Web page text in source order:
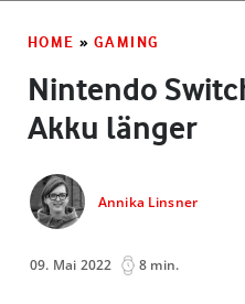
HOME » GAMING
Nintendo
Akku länger
Annika Linsner
09. Mai 2022 8 min.